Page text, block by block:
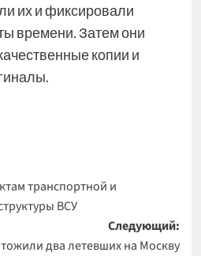
их и фиксировали
времени. Затем они
копии и
транспортной и
ВСУ
Следующий:
два летевших на Москву